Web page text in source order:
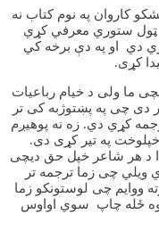
کاروان په نوم کتاب نه
ټول ستوري معرفي کړي
دي او په دې برخه کي
کړی.
ما ولی د خیام رباعیات
دی چی په پښتوژبه کی تر
کړي دي. زه نه پوهیږم
په تیر کړی دی.
د هر شاعر خپل حق دیچی
ویلي چی زما ترجمه تر
ووایم چی لوستونکو زما
ځله چاپ سوي اواوس